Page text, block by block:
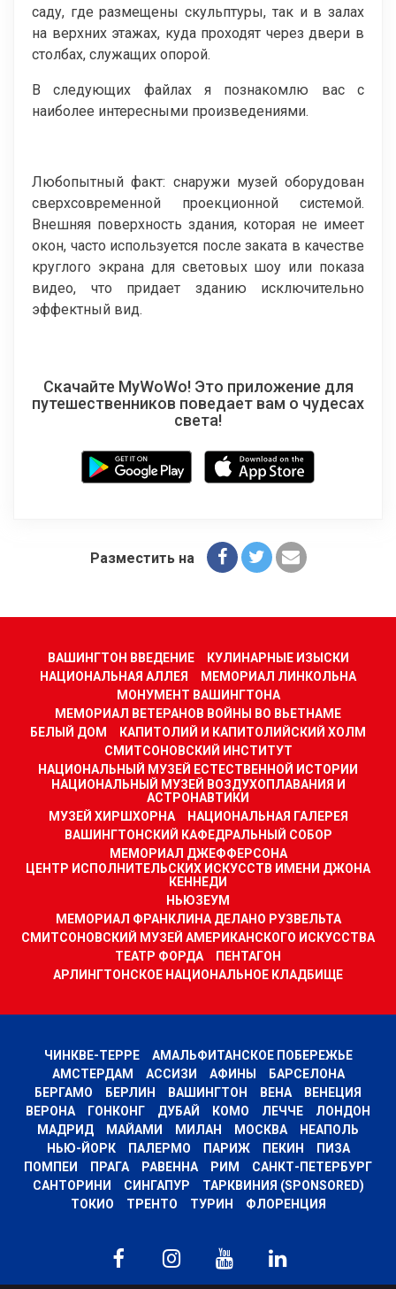
саду, где размещены скульптуры, так и в залах
на верхних этажах, куда проходят через двери в
столбах, служащих опорой.
В следующих файлах я познакомлю вас с
наиболее интересными произведениями.
Любопытный факт: снаружи музей оборудован
сверхсовременной проекционной системой.
Внешняя поверхность здания, которая не имеет
окон, часто используется после заката в качестве
круглого экрана для световых шоу или показа
видео, что придает зданию исключительно
эффектный вид.
Скачайте MyWoWo! Это приложение для
путешественников поведает вам о чудесах
света!
Разместить на
ВАШИНГТОН ВВЕДЕНИЕ
КУЛИНАРНЫЕ ИЗЫСКИ
НАЦИОНАЛЬНАЯ АЛЛЕЯ
МЕМОРИАЛ ЛИНКОЛЬНА
МОНУМЕНТ ВАШИНГТОНА
МЕМОРИАЛ ВЕТЕРАНОВ ВОЙНЫ ВО ВЬЕТНАМЕ
БЕЛЫЙ ДОМ
КАПИТОЛИЙ И КАПИТОЛИЙСКИЙ ХОЛМ
СМИТСОНОВСКИЙ ИНСТИТУТ
НАЦИОНАЛЬНЫЙ МУЗЕЙ ЕСТЕСТВЕННОЙ ИСТОРИИ
НАЦИОНАЛЬНЫЙ МУЗЕЙ ВОЗДУХОПЛАВАНИЯ И
АСТРОНАВТИКИ
МУЗЕЙ ХИРШХОРНА
НАЦИОНАЛЬНАЯ ГАЛЕРЕЯ
ВАШИНГТОНСКИЙ КАФЕДРАЛЬНЫЙ СОБОР
МЕМОРИАЛ ДЖЕФФЕРСОНА
ЦЕНТР ИСПОЛНИТЕЛЬСКИХ ИСКУССТВ ИМЕНИ ДЖОНА
КЕННЕДИ
НЬЮЗЕУМ
МЕМОРИАЛ ФРАНКЛИНА ДЕЛАНО РУЗВЕЛЬТА
СМИТСОНОВСКИЙ МУЗЕЙ АМЕРИКАНСКОГО ИСКУССТВА
ТЕАТР ФОРДА
ПЕНТАГОН
АРЛИНГТОНСКОЕ НАЦИОНАЛЬНОЕ КЛАДБИЩЕ
ЧИНКВЕ-ТЕРРЕ
АМАЛЬФИТАНСКОЕ ПОБЕРЕЖЬЕ
АМСТЕРДАМ
АССИЗИ АФИНЫ
БАРСЕЛОНА
БЕРГАМО
БЕРЛИН ВАШИНГТОН ВЕНА
ВЕНЕЦИЯ
ВЕРОНА
ГОНКОНГ ДУБАЙ КОМО ЛЕЧЧЕ
ЛОНДОН
МАДРИД
МАЙАМИ МИЛАН МОСКВА
НЕАПОЛЬ
НЬЮ-ЙОРК
ПАЛЕРМО ПАРИЖ ПЕКИН
ПИЗА
ПОМПЕИ
ПРАГА РАВЕННА РИМ
САНКТ-ПЕТЕРБУРГ
САНТОРИНИ
СИНГАПУР
ТАРКВИНИЯ (SPONSORED)
ТОКИО
ТРЕНТО ТУРИН ФЛОРЕНЦИЯ